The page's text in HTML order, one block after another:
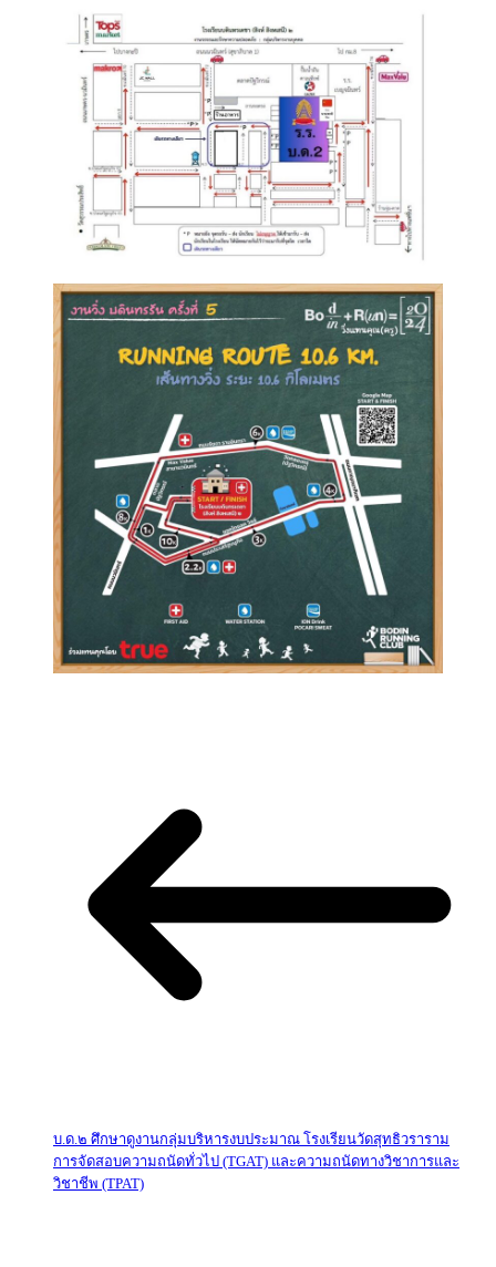
บ.ด.๒ ศึกษาดูงานกลุ่มบริหารงบประมาณ โรงเรียนวัดสุทธิวราราม
การจัดสอบความถนัดทั่วไป (TGAT) และความถนัดทางวิชาการและ
วิชาชีพ (TPAT)